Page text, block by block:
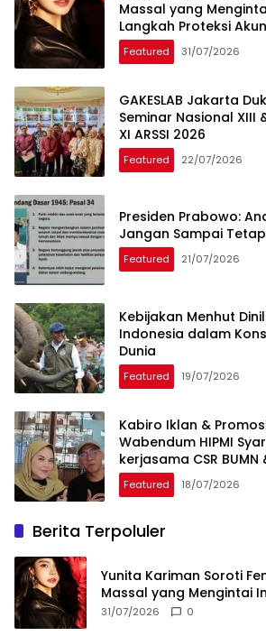
Massal yang
Langkah Proteksi
Diketahui
Featured 31/07/2026
GAKESLAB Jakarta
Seminar Nasional XIII
XI ARSSI 2026
Featured 22/07/2026
Presiden Prabowo:
Jangan Sampai
Featured 21/07/2026
Kebijakan Menhut
Indonesia dalam
Dunia
Featured 19/07/2026
Kabiro Iklan &
Wabendum HIPMI
kerjasama CSR BUMN
Featured 18/07/2026
Berita Terpoluler
Yunita Kariman Soroti
Massal yang Mengintai
Langkah Proteksi Akun
31/07/2026 0